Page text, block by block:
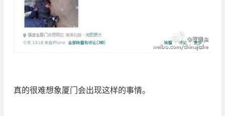
真的很难想象厦门会出现这样的事情。